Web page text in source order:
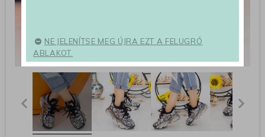
NE JELENÍTSE MEG ÚJRA EZT A FELUGRÓ
ABLAKOT.